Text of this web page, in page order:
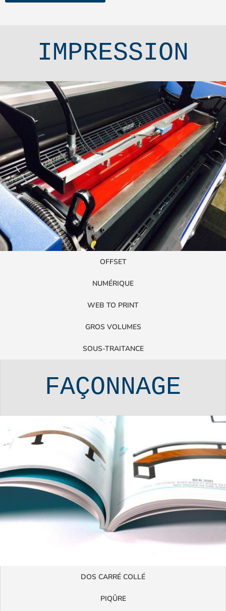
IMPRESSION
OFFSET
NUMÉRIQUE
WEB TO PRINT
GROS VOLUMES
SOUS-TRAITANCE
FAÇONNAGE
DOS CARRÉ COLLÉ
PIQÛRE